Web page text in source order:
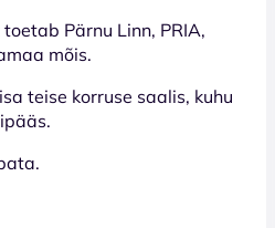
Pärnu Linn, PRIA,
mõis.
teise korruse saalis, kuhu